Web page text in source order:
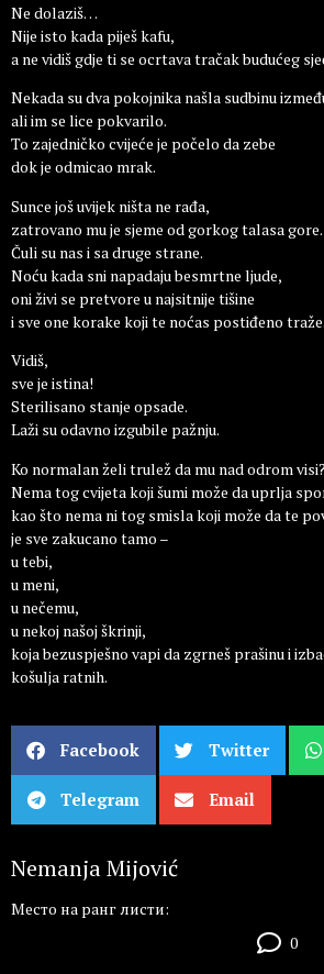
Ne dolaziš…
Nije isto kada piješ kafu,
a ne vidiš gdje ti se ocrtava tračak budućeg
Nekada su dva pokojnika našla sudbinu
ali im se lice pokvarilo.
To zajedničko cvijeće je počelo da zebe
dok je odmicao mrak.
Sunce još uvijek ništa ne rađa,
zatrovano mu je sjeme od gorkog talasa gore.
Čuli su nas i sa druge strane.
Noću kada sni napadaju besmrtne ljude,
oni živi se pretvore u najsitnije tišine
i sve one korake koji te noćas postiđeno traže.
Vidiš,
sve je istina!
Sterilisano stanje opsade.
Laži su odavno izgubile pažnju.
Ko normalan želi trulež da mu nad odrom visi?
Nema tog cvijeta koji šumi može da uprlja
kao što nema ni tog smisla koji može da te
je sve zakucano tamo –
u tebi,
u meni,
u nečemu,
u nekoj našoj škrinji,
koja bezuspješno vapi da zgrneš prašinu i
košulja ratnih.
Facebook Twitter
Telegram Email
Nemanja Mijović
Место на ранг листи:
0